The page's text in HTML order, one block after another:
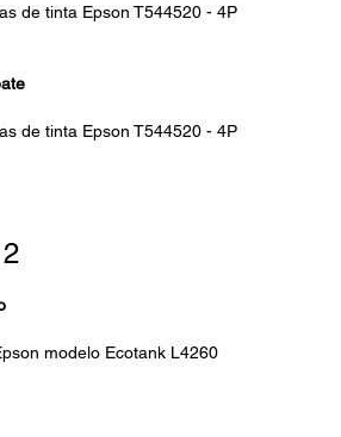
de tinta Epson T544520 - 4P
de tinta Epson T544520 - 4P
modelo Ecotank L4260